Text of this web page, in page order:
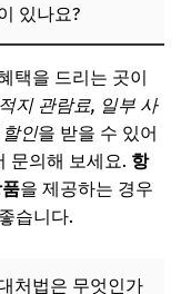
있나요?
택을 드리는 곳이
지 관람료, 일부 사
인을 받을 수 있어
문의해 보세요. 항
을 제공하는 경우
습니다.
처법은 무엇인가